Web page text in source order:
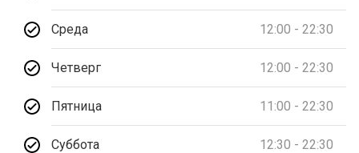
Среда 12:00 - 22:30
Четверг 12:00 - 22:30
Пятница 11:00 - 22:30
Суббота 12:30 - 22:30